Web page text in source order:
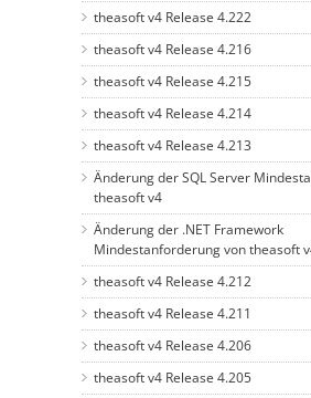
theasoft v4 Release 4.222
theasoft v4 Release 4.216
theasoft v4 Release 4.215
theasoft v4 Release 4.214
theasoft v4 Release 4.213
Änderung der SQL Server
theasoft v4
Änderung der .NET Framework
Mindestanforderung von theasoft
theasoft v4 Release 4.212
theasoft v4 Release 4.211
theasoft v4 Release 4.206
theasoft v4 Release 4.205